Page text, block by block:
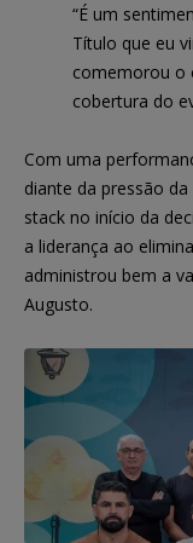
“É um
Título que eu
comemorou o
cobertura do
Com uma
diante da pressão
stack no início da
a liderança ao
administrou bem a
Augusto.